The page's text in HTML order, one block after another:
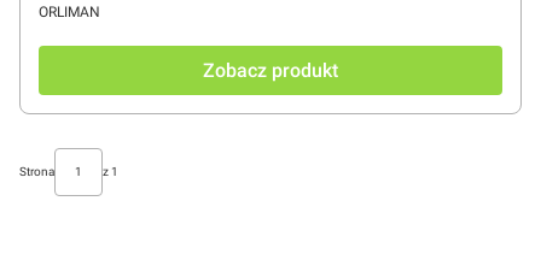
PRODUCENT
ORLIMAN
Zobacz produkt
Strona z 1